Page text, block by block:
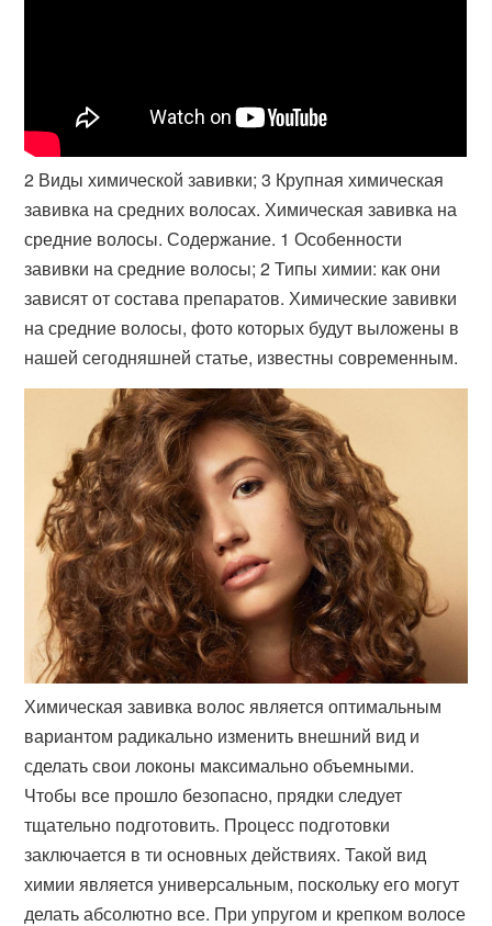
2 Виды химической завивки; 3 Крупная химическая
завивка на средних волосах. Химическая завивка на
средние волосы. Содержание. 1 Особенности
завивки на средние волосы; 2 Типы химии: как они
зависят от состава препаратов. Химические завивки
на средние волосы, фото которых будут выложены в
нашей сегодняшней статье, известны современным.
Химическая завивка волос является оптимальным
вариантом радикально изменить внешний вид и
сделать свои локоны максимально объемными.
Чтобы все прошло безопасно, прядки следует
тщательно подготовить. Процесс подготовки
заключается в ти основных действиях. Такой вид
химии является универсальным, поскольку его могут
делать абсолютно все. При упругом и крепком волосе